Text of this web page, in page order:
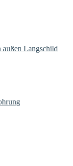
außen Langschild